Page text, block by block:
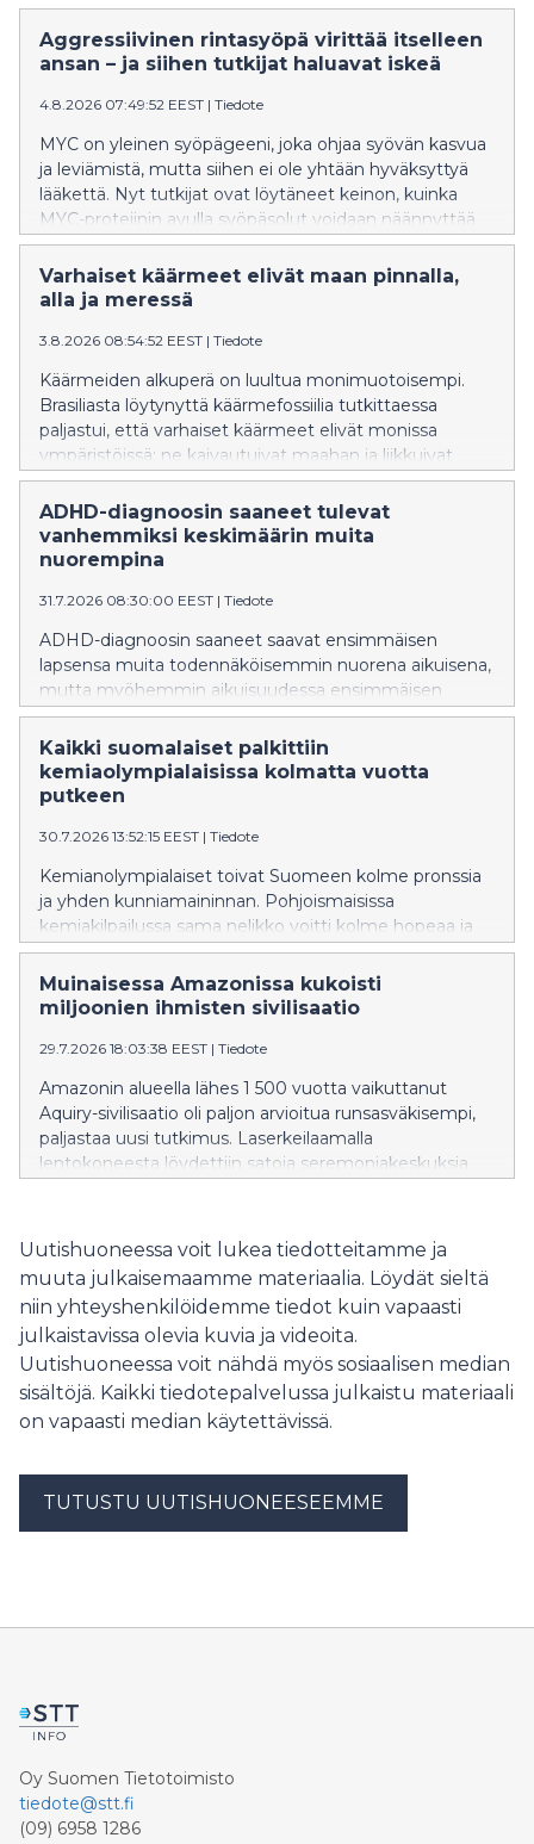
Aggressiivinen rintasyöpä virittää itselleen
ansan – ja siihen tutkijat haluavat iskeä
4.8.2026 07:49:52 EEST | Tiedote
MYC on yleinen syöpägeeni, joka ohjaa syövän kasvua
ja leviämistä, mutta siihen ei ole yhtään hyväksyttyä
lääkettä. Nyt tutkijat ovat löytäneet keinon, kuinka
MYC-proteiinin avulla syöpäsolut voidaan näännyttää
nälkään.
Varhaiset käärmeet elivät maan pinnalla,
alla ja meressä
3.8.2026 08:54:52 EEST | Tiedote
Käärmeiden alkuperä on luultua monimuotoisempi.
Brasiliasta löytynyttä käärmefossiilia tutkittaessa
paljastui, että varhaiset käärmeet elivät monissa
ympäristöissä: ne kaivautuivat maahan ja liikkuivat
vedessä.
ADHD-diagnoosin saaneet tulevat
vanhemmiksi keskimäärin muita
nuorempina
31.7.2026 08:30:00 EEST | Tiedote
ADHD-diagnoosin saaneet saavat ensimmäisen
lapsensa muita todennäköisemmin nuorena aikuisena,
mutta myöhemmin aikuisuudessa ensimmäisen
lapsen saaminen on heillä muita
epätodennäköisempää. ADHD-diagnoosin saaneet
ovat yleensä muita useammin lapsettomia.
Kaikki suomalaiset palkittiin
kemiaolympialaisissa kolmatta vuotta
putkeen
30.7.2026 13:52:15 EEST | Tiedote
Kemianolympialaiset toivat Suomeen kolme pronssia
ja yhden kunniamaininnan. Pohjoismaisissa
kemiakilpailussa sama nelikko voitti kolme hopeaa ja
yhden pronssin.
Muinaisessa Amazonissa kukoisti
miljoonien ihmisten sivilisaatio
29.7.2026 18:03:38 EEST | Tiedote
Amazonin alueella lähes 1 500 vuotta vaikuttanut
Aquiry-sivilisaatio oli paljon arvioitua runsasväkisempi,
paljastaa uusi tutkimus. Laserkeilaamalla
lentokoneesta löydettiin satoja seremoniakeskuksia
Uutishuoneessa voit lukea tiedotteitamme ja
muuta julkaisemaamme materiaalia. Löydät sieltä
niin yhteyshenkilöidemme tiedot kuin vapaasti
julkaistavissa olevia kuvia ja videoita.
Uutishuoneessa voit nähdä myös sosiaalisen median
sisältöjä. Kaikki tiedotepalvelussa julkaistu materiaali
on vapaasti median käytettävissä.
TUTUSTU UUTISHUONEESEEMME
Oy Suomen Tietotoimisto
tiedote@stt.fi
(09) 6958 1286